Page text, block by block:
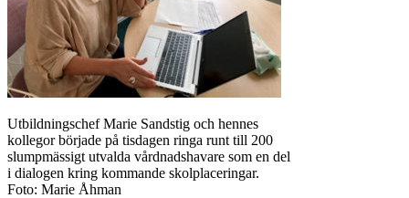
Utbildningschef Marie Sandstig och hennes
kollegor började på tisdagen ringa runt till 200
slumpmässigt utvalda vårdnadshavare som en del
i dialogen kring kommande skolplaceringar.
Foto: Marie Åhman